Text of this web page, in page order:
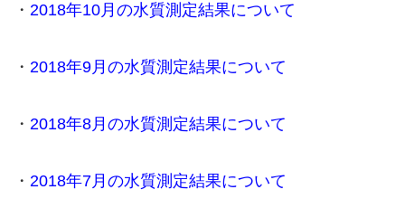
・ 2018年10月の水質測定結果について
・ 2018年9月の水質測定結果について
・ 2018年8月の水質測定結果について
・ 2018年7月の水質測定結果について